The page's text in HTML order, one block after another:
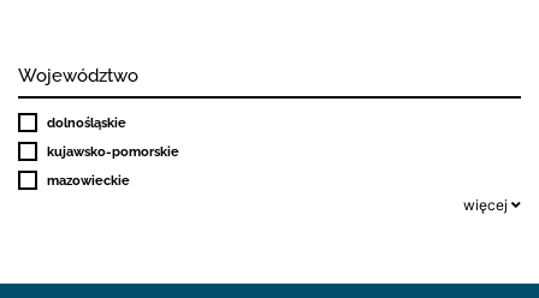
Województwo
dolnośląskie
kujawsko-pomorskie
mazowieckie
więcej